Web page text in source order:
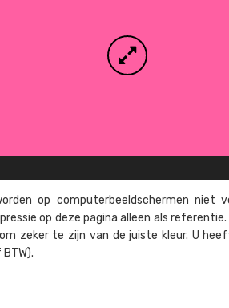
op computer­beeld­schermen niet
op deze pagina alleen als referentie.
om zeker te zijn van de juiste kleur. U